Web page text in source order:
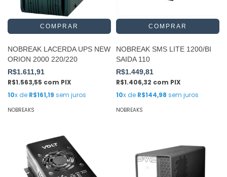
NOBREAK LACERDA UPS NEW
ORION 2000 220/220
R$1.611,91
R$1.563,55 com PIX
10x de R$161,19 sem juros
NOBREAKS
NOBREAK SMS LITE 1200/BI
SAIDA 110
R$1.449,81
R$1.406,32 com PIX
10x de R$144,98 sem juros
NOBREAKS